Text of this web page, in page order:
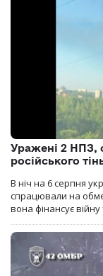
Уражені 2 НПЗ,
російського
В ніч на 6 серпня
спрацювали на
вона фінансує